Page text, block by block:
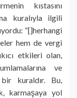
kıstasını
kuralıyla ilgili
“[]herhangi
hem de vergi
etkileri olan,
ve
kuraldır. Bu,
karmaşaya yol